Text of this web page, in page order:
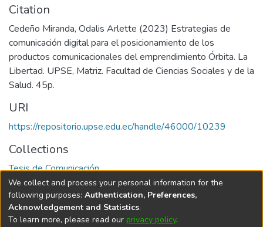
Citation
Cedeño Miranda, Odalis Arlette (2023) Estrategias de
comunicación digital para el posicionamiento de los
productos comunicacionales del emprendimiento Órbita. La
Libertad. UPSE, Matriz. Facultad de Ciencias Sociales y de la
Salud. 45p.
URI
https://repositorio.upse.edu.ec/handle/46000/10239
Collections
Tesis de Comunicación
Full item page
We collect and process your personal information for the
following purposes: Authentication, Preferences,
Acknowledgement and Statistics.
To learn more, please read our privacy policy.